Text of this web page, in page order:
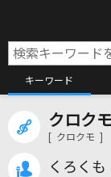
キーワード
クロクモ
[ クロクモ ]
くろくも